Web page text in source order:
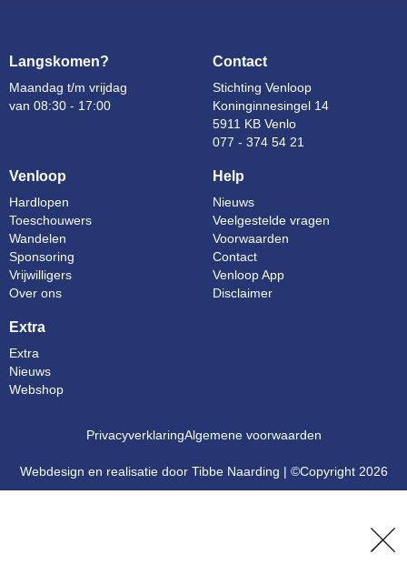
Langskomen?
Maandag t/m vrijdag
van 08:30 - 17:00
Contact
Stichting Venloop
Koninginnesingel 14
5911 KB Venlo
077 - 374 54 21
Venloop
Hardlopen
Toeschouwers
Wandelen
Sponsoring
Vrijwilligers
Over ons
Help
Nieuws
Veelgestelde vragen
Voorwaarden
Contact
Venloop App
Disclaimer
Extra
Extra
Nieuws
Webshop
Webdesign en realisatie door Tibbe Naarding | ©Copyright 2026
PrivacyverklaringAlgemene voorwaarden